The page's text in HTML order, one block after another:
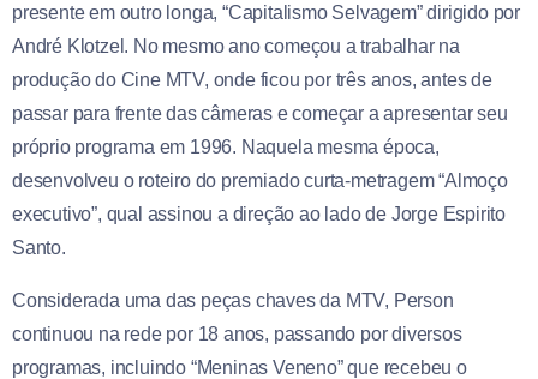
presente em outro longa, “Capitalismo Selvagem” dirigido por
André Klotzel. No mesmo ano começou a trabalhar na
produção do Cine MTV, onde ficou por três anos, antes de
passar para frente das câmeras e começar a apresentar seu
próprio programa em 1996. Naquela mesma época,
desenvolveu o roteiro do premiado curta-metragem “Almoço
executivo”, qual assinou a direção ao lado de Jorge Espirito
Santo.
Considerada uma das peças chaves da MTV, Person
continuou na rede por 18 anos, passando por diversos
programas, incluindo “Meninas Veneno” que recebeu o